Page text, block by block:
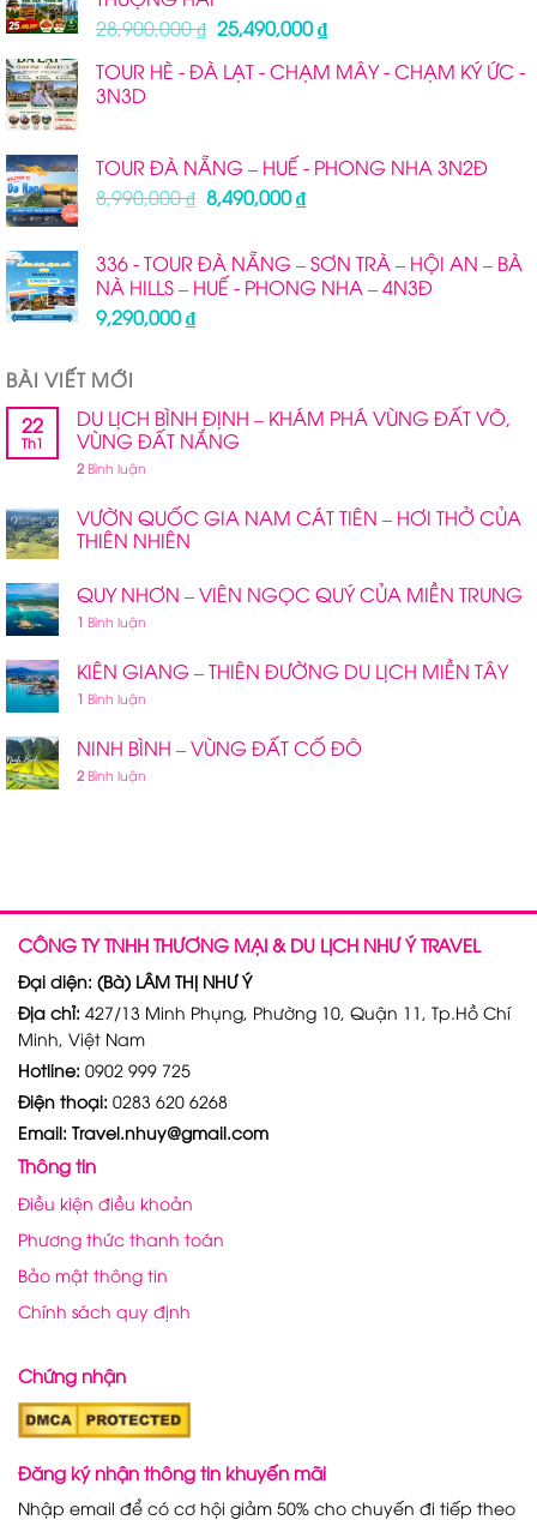
28,900,000₫ Giá
là:
25,490,000₫Giá
tại
TOUR HÈ - ĐÀ LẠT - CHẠM MÂY - CHẠM KÝ ỨC -
3N3D
TOUR ĐÀ NẴNG – HUẾ - PHONG NHA 3N2Đ
8,990,000₫ Giá
là:
8,990,000 ₫.
8,490,000₫Giá
là:
8,490,000 ₫.
336 - TOUR ĐÀ NẴNG – SƠN TRÀ – HỘI AN – BÀ
NÀ HILLS – HUẾ - PHONG NHA – 4N3Đ
9,290,000₫
BÀI VIẾT MỚI
22
Th1
DU LỊCH BÌNH ĐỊNH – KHÁM PHÁ VÙNG ĐẤT VÕ,
VÙNG ĐẤT NẮNG
2 Bình luận
VƯỜN QUỐC GIA NAM CÁT TIÊN – HƠI THỞ CỦA
THIÊN NHIÊN
QUY NHƠN – VIÊN NGỌC QUÝ CỦA MIỀN TRUNG
1 Bình luận
KIÊN GIANG – THIÊN ĐƯỜNG DU LỊCH MIỀN TÂY
1 Bình luận
NINH BÌNH – VÙNG ĐẤT CỐ ĐÔ
2 Bình luận
CÔNG TY TNHH THƯƠNG MẠI & DU LỊCH NHƯ Ý TRAVEL
Đại diện: (Bà) LÂM THỊ NHƯ Ý
Địa chỉ: 427/13 Minh Phụng, Phường 10, Quận 11, Tp.Hồ Chí
Minh, Việt Nam
Hotline: 0902 999 725
Điện thoại: 0283 620 6268
Email: Travel.nhuy@gmail.com
Thông tin
Điều kiện điều khoản
Phương thức thanh toán
Bảo mật thông tin
Chính sách quy định
Chứng nhận
Đăng ký nhận thông tin khuyến mãi
Nhập email để có cơ hội giảm 50% cho chuyến đi tiếp theo